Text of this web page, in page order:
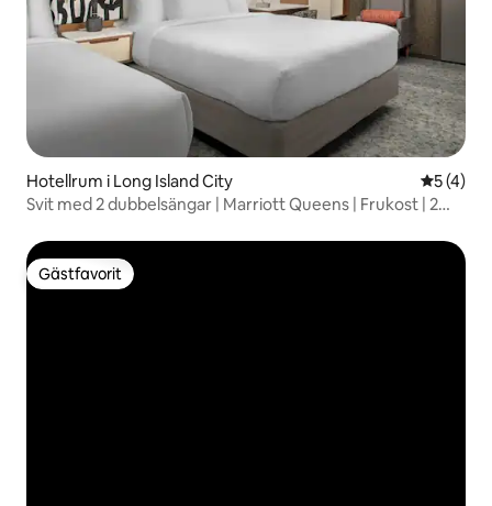
Hotellrum i Long Island City 5 av 5 i
5 (4)
Svit med 2 dubbelsängar | Marriott Queens | Frukost | 2
Gästfavorit
Gästfavorit